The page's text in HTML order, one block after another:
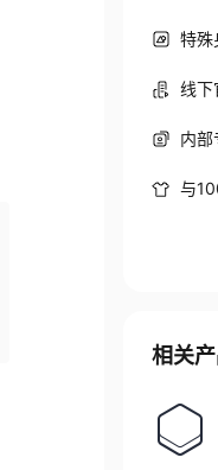
特殊
线下
内部
与
相关